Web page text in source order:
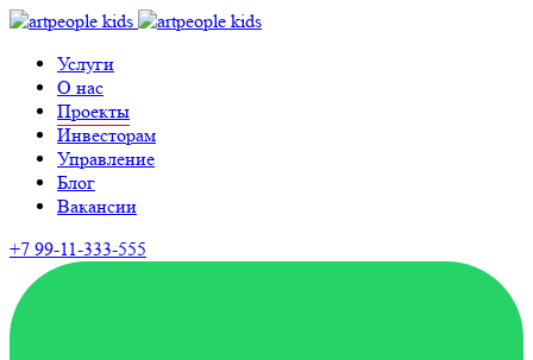
Услуги
О нас
Проекты
Инвесторам
Управление
Блог
Вакансии
+7 99-11-333-555